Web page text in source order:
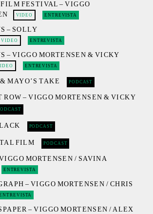
FESTIVAL – VIGGO
VIDEO ENTREVISTA
– SOLLY
VIDEO ENTREVISTA
– VIGGO MORTENSEN & VICKY
ENTREVISTA
MAYO’S TAKE PODCAST
ROW – VIGGO MORTENSEN & VICKY
PODCAST
FILM PODCAST
MORTENSEN / SAVINA
ENTREVISTA
– VIGGO MORTENSEN / CHRIS
– VIGGO MORTENSEN / ALEX